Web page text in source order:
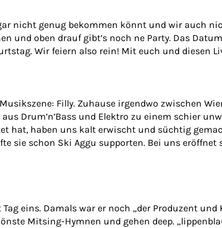
nicht genug bekommen könnt und wir auch
und oben drauf gibt’s noch ne Party. Das
Wir feiern also rein! Mit euch und diesen
Filly. Zuhause irgendwo zwischen
Drum’n’Bass und Elektro zu einem schier
hat, haben uns kalt erwischt und süchtig
sie schon Ski Aggu supporten. Bei uns eröffnet
eins. Damals war er noch „der Produzent und
Mitsing-Hymnen und gehen deep.